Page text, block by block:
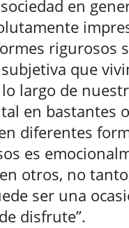
en
rigurosos
que
largo de
en bastantes
diferentes
es
otros, no
ser una
disfrute”.